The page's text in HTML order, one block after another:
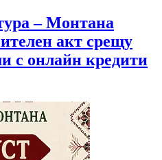
– Монтана
акт срещу
с онлайн кредити